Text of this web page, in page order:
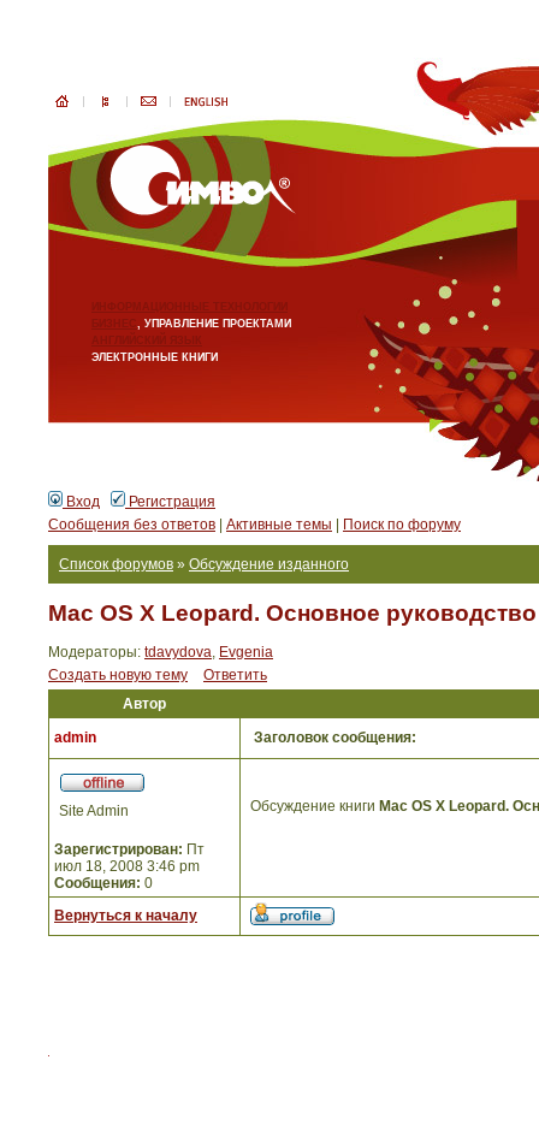
ИНФОРМАЦИОННЫЕ ТЕХНОЛОГИИ
БИЗНЕС, УПРАВЛЕНИЕ ПРОЕКТАМИ
АНГЛИЙСКИЙ ЯЗЫК
ЭЛЕКТРОННЫЕ КНИГИ
Вход
Регистрация
Сообщения без ответов
Активные темы Поиск по форуму
Список форумов » Обсуждение изданного
Mac OS X Leopard. Основное руководство
Модераторы: tdavydova, Evgenia
Создать новую тему
Ответить
Автор
admin
Заголовок сообщения:
Site Admin
Зарегистрирован: Пт
июл 18, 2008 3:46 pm
Сообщения: 0
Обсуждение книги Mac OS X Leopard.
Вернуться к началу